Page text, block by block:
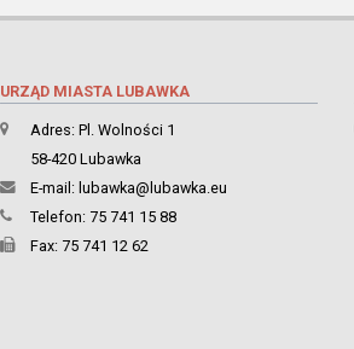
URZĄD MIASTA LUBAWKA
Adres: Pl. Wolności 1
58-420 Lubawka
E-mail: lubawka@lubawka.eu
Telefon: 75 741 15 88
Fax: 75 741 12 62